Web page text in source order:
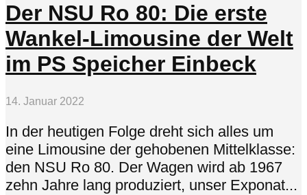
Der NSU Ro 80: Die erste
Wankel-Limousine der Welt
im PS Speicher Einbeck
14. Januar 2022
In der heutigen Folge dreht sich alles um
eine Limousine der gehobenen Mittelklasse:
den NSU Ro 80. Der Wagen wird ab 1967
zehn Jahre lang produziert, unser Exponat...